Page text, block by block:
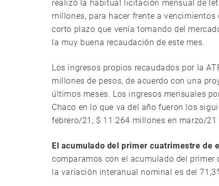
realizó la habitual licitación mensual de
millones, para hacer frente a
corto plazo que venía tomando del
la muy buena recaudación de este mes.
Los ingresos propios recaudados por la
millones de pesos, de acuerdo con una
últimos meses. Los ingresos mensuales
Chaco en lo que va del año fueron los
febrero/21, $ 11.264 millones en marzo/
El acumulado del primer cuatrimestre de
comparamos con el acumulado del primer
la variación interanual nominal es del